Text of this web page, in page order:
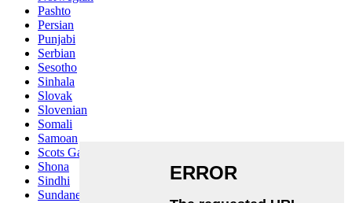
Pashto
Persian
Punjabi
Serbian
Sesotho
Sinhala
Slovak
Slovenian
Somali
Samoan
Scots Gaelic
Shona
Sindhi
Sundanese